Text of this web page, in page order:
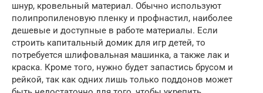
шнур, кровельный материал. Обычно используют
полипропиленовую пленку и профнастил, наиболее
дешевые и доступные в работе материалы. Если
строить капитальный домик для игр детей, то
потребуется шлифовальная машинка, а также лак и
краска. Кроме того, нужно будет запастись брусом и
рейкой, так как одних лишь только поддонов может